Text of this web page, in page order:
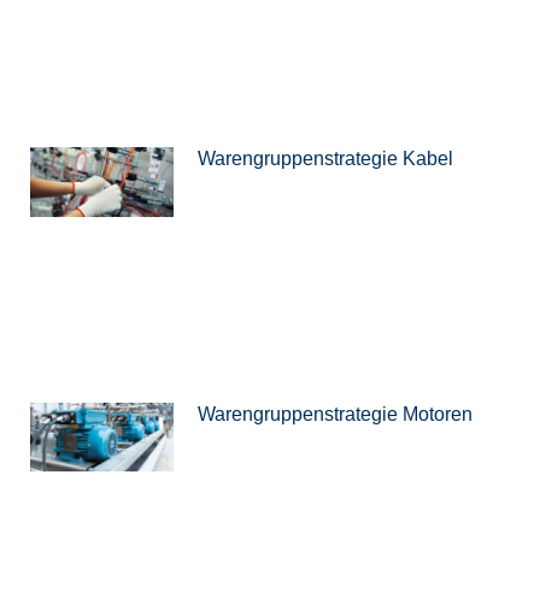
Warengruppenstrategie Kabel
Warengruppenstrategie Motoren